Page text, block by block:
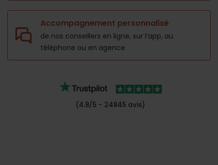
Accompagnement personnalisé
de nos conseillers en ligne, sur l’app, au
téléphone ou en agence
(4.8/5 - 24845 avis)